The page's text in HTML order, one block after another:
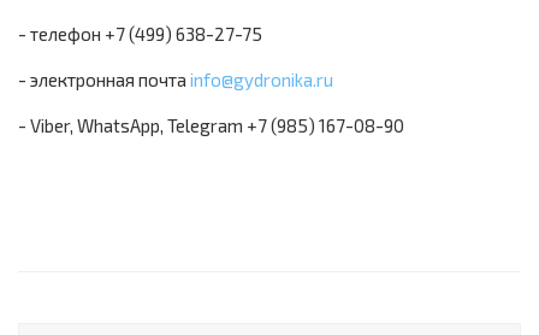
- телефон +7 (499) 638-27-75
- электронная почта info@gydronika.ru
- Viber, WhatsApp, Telegram +7 (985) 167-08-90